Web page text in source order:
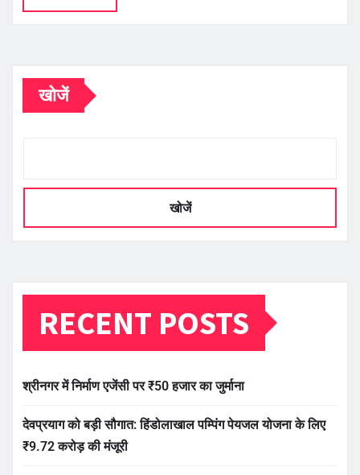
खोजें
खोजें
RECENT POSTS
श्रीनगर में निर्माण एजेंसी पर ₹50 हजार का जुर्माना
देवप्रयाग को बड़ी सौगात: हिंडोलाखाल पम्पिंग पेयजल योजना के लिए
₹9.72 करोड़ की मंजूरी